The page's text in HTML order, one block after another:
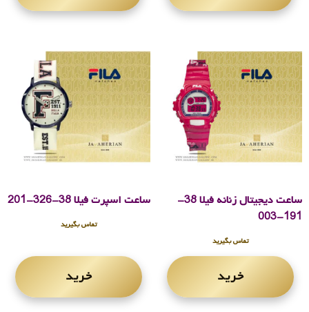
ساعت دیجیتال زنانه فیلا 38-
191-003
تماس بگیرید
خرید
ساعت اسپرت فیلا 38-326-201
تماس بگیرید
خرید